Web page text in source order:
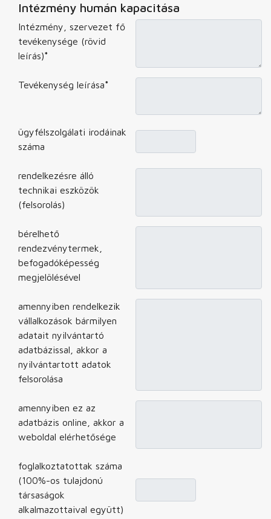
Intézmény humán kapacitása
Intézmény, szervezet fő
tevékenysége (rövid
leírás)*
Tevékenység leírása*
ügyfélszolgálati irodáinak
száma
rendelkezésre álló
technikai eszközök
(felsorolás)
bérelhető
rendezvénytermek,
befogadóképesség
megjelölésével
amennyiben rendelkezik
vállalkozások bármilyen
adatait nyilvántartó
adatbázissal, akkor a
nyilvántartott adatok
felsorolása
amennyiben ez az
adatbázis online, akkor a
weboldal elérhetősége
foglalkoztatottak száma
(100%-os tulajdonú
társaságok
alkalmazottaival együtt)